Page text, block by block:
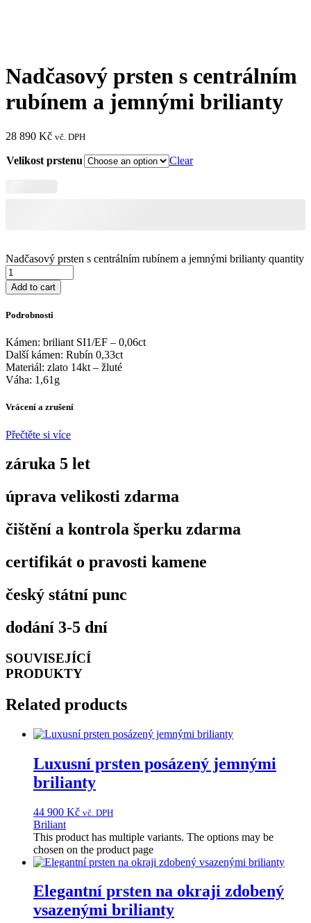
Nadčasový prsten s centrálním
rubínem a jemnými brilianty
28 890 Kč vč. DPH
Velikost prstenu Clear
Nadčasový prsten s centrálním rubínem a jemnými brilianty quantity
Add to cart
Podrobnosti
Kámen: briliant SI1/EF – 0,06ct
Další kámen: Rubín 0,33ct
Materiál: zlato 14kt – žluté
Váha: 1,61g
Vrácení a zrušení
Přečtěte si více
záruka 5 let
úprava velikosti zdarma
čištění a kontrola šperku zdarma
certifikát o pravosti kamene
český státní punc
dodání 3-5 dní
SOUVISEJÍCÍ
PRODUKTY
Related products
Luxusní prsten posázený jemnými
brilianty
44 900 Kč vč. DPH
Briliant
This product has multiple variants. The options may be
chosen on the product page
Elegantní prsten na okraji zdobený
vsazenými brilianty